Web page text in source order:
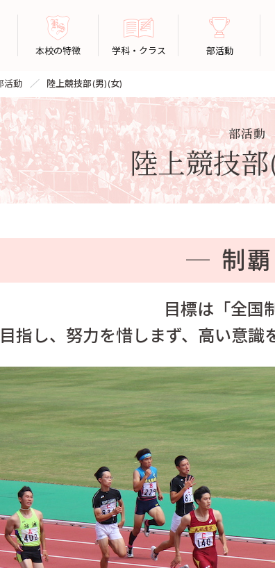
本校の特徴 学科・クラス 部活動
活動 陸上競技部(男)(女)
部活動
陸上競技
─ 制
目標は「全国
指し、努力を惜しまず、高い意識